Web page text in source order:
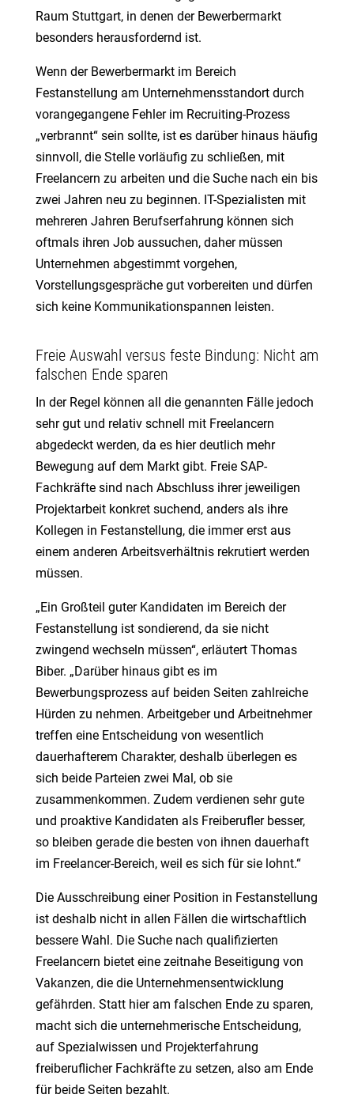
Raum Stuttgart, in denen der Bewerbermarkt
besonders herausfordernd ist.
Wenn der Bewerbermarkt im Bereich
Festanstellung am Unternehmensstandort durch
vorangegangene Fehler im Recruiting-Prozess
„verbrannt“ sein sollte, ist es darüber hinaus häufig
sinnvoll, die Stelle vorläufig zu schließen, mit
Freelancern zu arbeiten und die Suche nach ein bis
zwei Jahren neu zu beginnen. IT-Spezialisten mit
mehreren Jahren Berufserfahrung können sich
oftmals ihren Job aussuchen, daher müssen
Unternehmen abgestimmt vorgehen,
Vorstellungsgespräche gut vorbereiten und dürfen
sich keine Kommunikationspannen leisten.
Freie Auswahl versus feste Bindung: Nicht am
falschen Ende sparen
In der Regel können all die genannten Fälle jedoch
sehr gut und relativ schnell mit Freelancern
abgedeckt werden, da es hier deutlich mehr
Bewegung auf dem Markt gibt. Freie SAP-
Fachkräfte sind nach Abschluss ihrer jeweiligen
Projektarbeit konkret suchend, anders als ihre
Kollegen in Festanstellung, die immer erst aus
einem anderen Arbeitsverhältnis rekrutiert werden
müssen.
„Ein Großteil guter Kandidaten im Bereich der
Festanstellung ist sondierend, da sie nicht
zwingend wechseln müssen“, erläutert Thomas
Biber. „Darüber hinaus gibt es im
Bewerbungsprozess auf beiden Seiten zahlreiche
Hürden zu nehmen. Arbeitgeber und Arbeitnehmer
treffen eine Entscheidung von wesentlich
dauerhafterem Charakter, deshalb überlegen es
sich beide Parteien zwei Mal, ob sie
zusammenkommen. Zudem verdienen sehr gute
und proaktive Kandidaten als Freiberufler besser,
so bleiben gerade die besten von ihnen dauerhaft
im Freelancer-Bereich, weil es sich für sie lohnt.“
Die Ausschreibung einer Position in Festanstellung
ist deshalb nicht in allen Fällen die wirtschaftlich
bessere Wahl. Die Suche nach qualifizierten
Freelancern bietet eine zeitnahe Beseitigung von
Vakanzen, die die Unternehmensentwicklung
gefährden. Statt hier am falschen Ende zu sparen,
macht sich die unternehmerische Entscheidung,
auf Spezialwissen und Projekterfahrung
freiberuflicher Fachkräfte zu setzen, also am Ende
für beide Seiten bezahlt.